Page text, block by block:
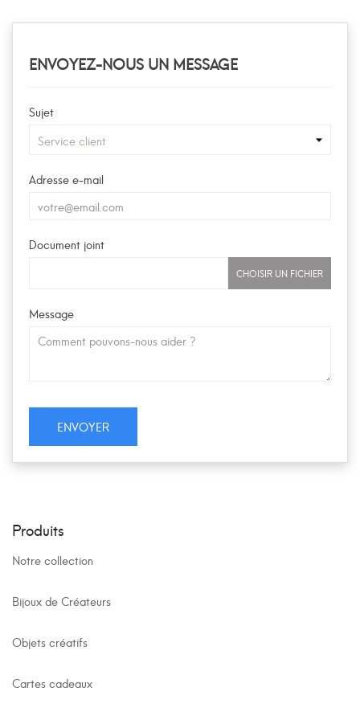
ENVOYEZ-NOUS UN MESSAGE
Sujet
Adresse e-mail
Document joint
CHOISIR UN FICHIER
Message
Produits
Notre collection
Bijoux de Créateurs
Objets créatifs
Cartes cadeaux